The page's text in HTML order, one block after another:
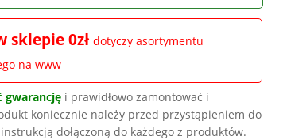
sklepie 0złdotyczy asortymentu
na www
gwarancję i prawidłowo zamontować i
koniecznie należy przed przystąpieniem do
dołączoną do każdego z produktów.